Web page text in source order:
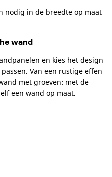
nodig in de breedte op maat
wand
en kies het design
Van een rustige effen
met groeven: met de
een wand op maat.